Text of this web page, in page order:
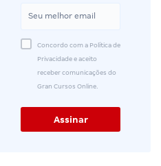
Concordo com a Política de
Privacidade e aceito
receber comunicações do
Gran Cursos Online.